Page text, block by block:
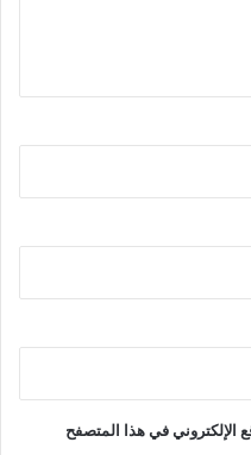
الإلكتروني في هذا المتصفح